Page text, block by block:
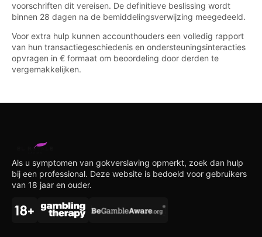
voorschriften dit vereisen. De definitieve beslissing wordt
binnen 28 dagen na de bemiddelingsverwijzing meegedeeld.
Voor extra hulp kunnen accounthouders een volledig rapport
van hun transactiegeschiedenis en ondersteuningsinteracties
opvragen in € formaat om beoordeling door derden te
vergemakkelijken.
Als u symptomen van gokverslaving opmerkt, zoek dan hulp
bij een professional. Deze website is bedoeld voor gebruikers
van 18 jaar en ouder.